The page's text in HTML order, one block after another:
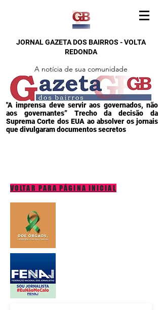
JORNAL GAZETA DOS BAIRROS - VOLTA
REDONDA
A notícia de sua comunidade
"A imprensa deve servir aos governados, não
aos governantes” Trecho da decisão da
Suprema Corte dos EUA ao absolver os jornais
que divulgaram documentos secretos
VOLTAR PARA PÁGINA INICIAL